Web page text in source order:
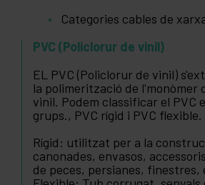
Categories cables de
PVC (Policlorur de vinil)
EL PVC (Policlorur de vinil)
la polimerització de l'monòmer
vinil. Podem classificar el PVC
grups., PVC rígid i PVC flexible.
Rígid: utilitzat per a la
canonades, envasos,
de peces, persianes, finestres,